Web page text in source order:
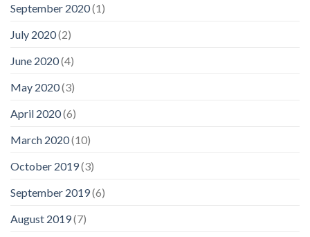
September 2020(1)
July 2020(2)
June 2020(4)
May 2020(3)
April 2020(6)
March 2020(10)
October 2019(3)
September 2019(6)
August 2019(7)